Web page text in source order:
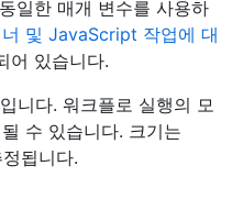
일한 매개 변수를 사용하
및 JavaScript 작업에 대
어 있습니다.
니다. 워크플로 실행의 모
수 있습니다. 크기는
됩니다.